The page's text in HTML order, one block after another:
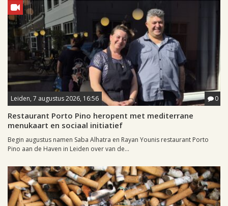
Leiden, 7 augustus 2026, 16:56 0
Restaurant Porto Pino heropent met mediterrane
menukaart en sociaal initiatief
Begin augustus namen Saba Alhatra en Rayan Younis restaurant Porto
Pino aan de Haven in Leiden over van de...